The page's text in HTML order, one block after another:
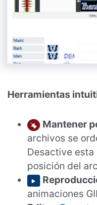
Herramientas
Mantener
archivos se
Desactive
posición del
animaciones